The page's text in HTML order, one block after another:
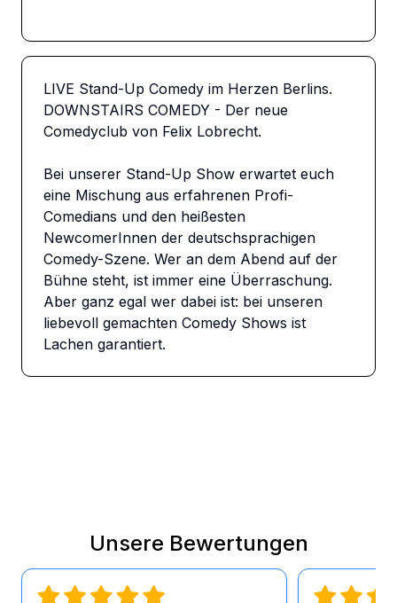
LIVE Stand-Up Comedy im Herzen Berlins.
DOWNSTAIRS COMEDY - Der neue
Comedyclub von Felix Lobrecht.
Bei unserer Stand-Up Show erwartet euch
eine Mischung aus erfahrenen Profi-
Comedians und den heißesten
NewcomerInnen der deutschsprachigen
Comedy-Szene. Wer an dem Abend auf der
Bühne steht, ist immer eine Überraschung.
Aber ganz egal wer dabei ist: bei unseren
liebevoll gemachten Comedy Shows ist
Lachen garantiert.
Unsere Bewertungen